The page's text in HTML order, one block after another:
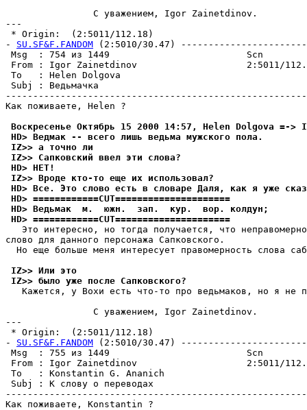
                C уважением, Igor Zainetdinov.
---
* Origin:  (2:5011/112.18)
- SU.SF&F.FANDOM (2:5010/30.47)
Msg  : 754 из 1449
From : Igor Zainetdinov                    2:5011/
To   : Helen Dolgova
Subj :
Как поживаете, Helen ?
Воскресенье Октябрь 15 2000 14:57, Helen Dolgova =-
HD> Ведмак -- всего лишь ведьма мужского пола.
IZ>> а точно ли
IZ>> Сапковский ввел эти слова?
HD> HЕТ!
IZ>> Вроде кто-то еще их использовал?
HD> Все. Это слово есть в словаре Даля, как я уже
HD> ============CUT=====================
HD> Ведьмак  м.  южн.  зап.  кур.  вор. колдун;
HD> ============CUT=====================
Это интересно, но тогда получается, что
слово для данного персонажа Сапковского.
Но еще больше меня интересует правомерность слова
IZ>> Или это
IZ>> было уже после Сапковского?
Кажется, у Вохи есть что-то про ведьмаков, но я не
                C уважением, Igor Zainetdinov.
---
* Origin:  (2:5011/112.18)
- SU.SF&F.FANDOM (2:5010/30.47)
Msg  : 755 из 1449
From : Igor Zainetdinov                    2:5011/
To   : Konstantin G. Ananich
Subj : К слову о
Как поживаете, Konstantin ?